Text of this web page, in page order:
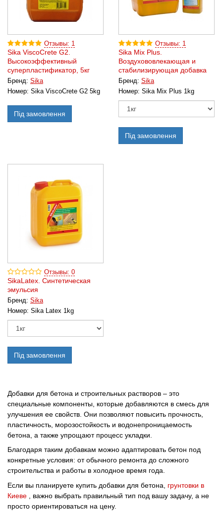
Отзывы: 1
Sika ViscoCrete G2.
Высокоэффективный
суперпластификатор, 5кг
Бренд: Sika
Номер: Sika ViscoCrete G2 5kg
Під замовлення
Отзывы: 1
Sika Mix Plus.
Воздухововлекающая и
стабилизирующая добавка
Бренд: Sika
Номер: Sika Mix Plus 1kg
Під замовлення
Отзывы: 0
SikaLatex. Синтетическая
эмульсия
Бренд: Sika
Номер: Sika Latex 1kg
Під замовлення
Добавки для бетона и строительных растворов – это
специальные компоненты, которые добавляются в смесь для
улучшения ее свойств. Они позволяют повысить прочность,
пластичность, морозостойкость и водонепроницаемость
бетона, а также упрощают процесс укладки.
Благодаря таким добавкам можно адаптировать бетон под
конкретные условия: от обычного ремонта до сложного
строительства и работы в холодное время года.
Если вы планируете купить добавки для бетона,
грунтовки в
Киеве
, важно выбрать правильный тип под вашу задачу, а не
просто ориентироваться на цену.